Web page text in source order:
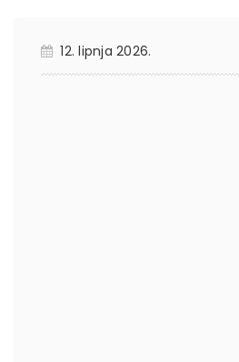
12. lipnja 2026.